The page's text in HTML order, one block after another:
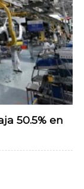
50.5% en